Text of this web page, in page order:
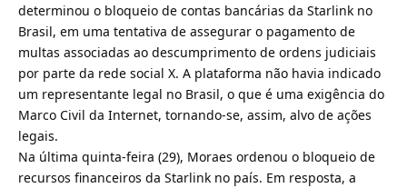
determinou o bloqueio de contas bancárias da Starlink no
Brasil, em uma tentativa de assegurar o pagamento de
multas associadas ao descumprimento de ordens judiciais
por parte da rede social X. A plataforma não havia indicado
um representante legal no Brasil, o que é uma exigência do
Marco Civil da Internet, tornando-se, assim, alvo de ações
legais.
Na última quinta-feira (29), Moraes ordenou o bloqueio de
recursos financeiros da Starlink no país. Em resposta, a